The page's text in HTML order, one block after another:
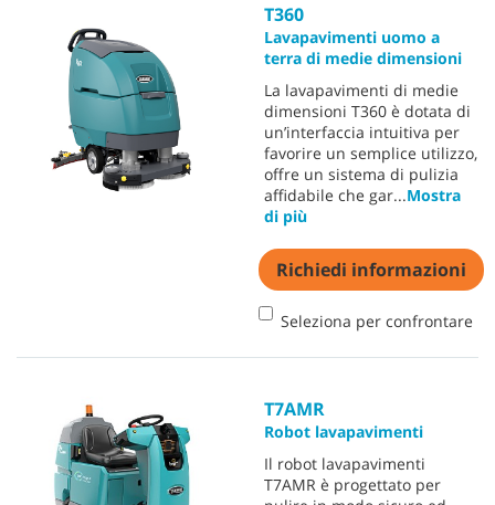
T360
Lavapavimenti uomo a
terra di medie dimensioni
La lavapavimenti di medie
dimensioni T360 è dotata di
un’interfaccia intuitiva per
favorire un semplice utilizzo,
offre un sistema di pulizia
affidabile che gar...Mostra
di più
Richiedi informazioni
Seleziona per confrontare
T7AMR
Robot lavapavimenti
Il robot lavapavimenti
T7AMR è progettato per